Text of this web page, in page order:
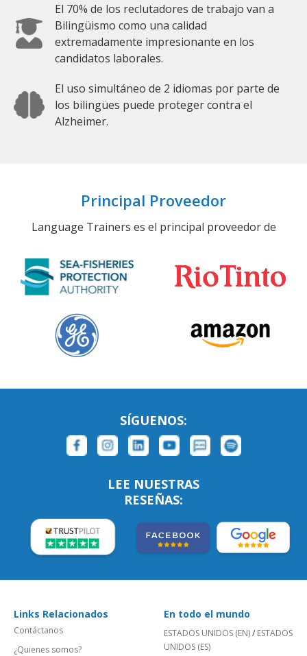
El 70% de los reclutadores de trabajo van a
Bilingüismo como una calidad
extremadamente impresionante en los
candidatos laborales.
El uso simultáneo de 2 idiomas por parte de
los bilingües puede proteger contra el
Alzheimer.
Principal Proveedor
Language Trainers es el principal proveedor de
SÍGUENOS:
LEE NUESTRAS
RESEÑAS:
Links Relacionados
Contáctanos
¿Quienes somos?
En todo el mundo
ESTADOS UNIDOS (EN)/ ESTADOS
UNIDOS (ES)